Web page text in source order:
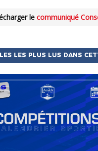
le communiqué
LES PLUS LUS DANS